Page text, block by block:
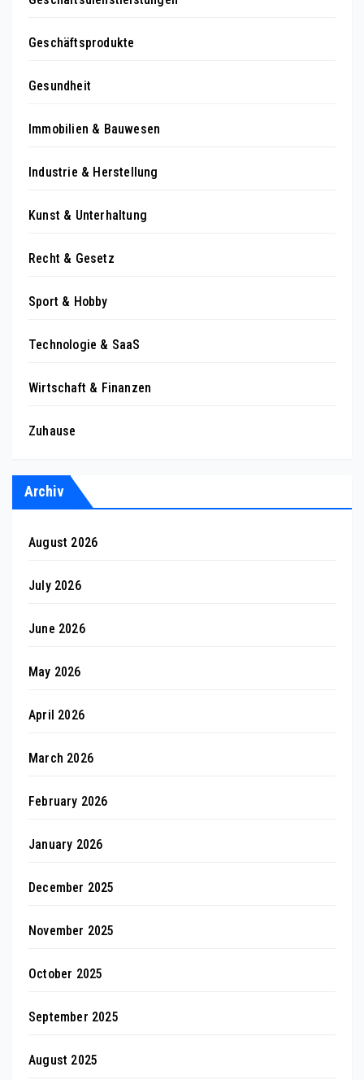
Geschäftsprodukte
Gesundheit
Immobilien & Bauwesen
Industrie & Herstellung
Kunst & Unterhaltung
Recht & Gesetz
Sport & Hobby
Technologie & SaaS
Wirtschaft & Finanzen
Zuhause
Archiv
August 2026
July 2026
June 2026
May 2026
April 2026
March 2026
February 2026
January 2026
December 2025
November 2025
October 2025
September 2025
August 2025